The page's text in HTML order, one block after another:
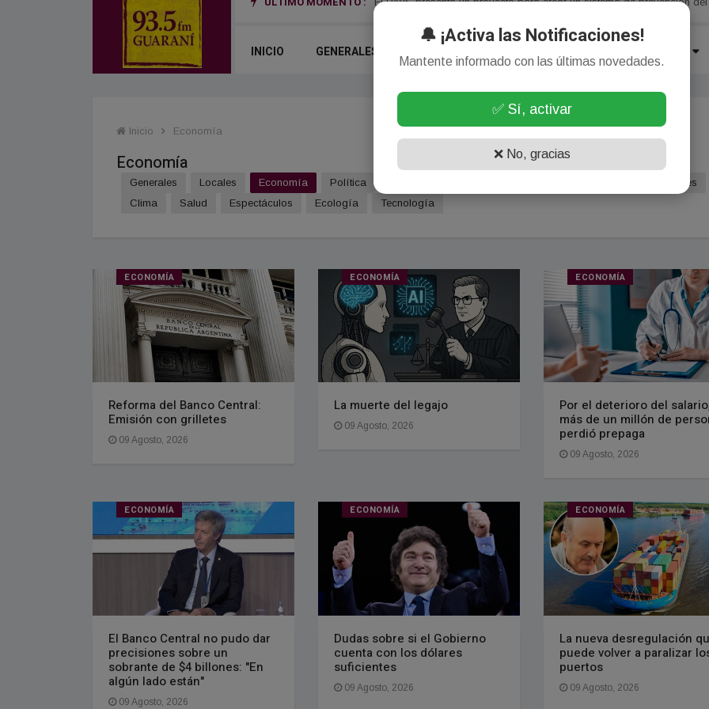
INICIO GENERALES
Inicio Economía
Economía
Generales Locales Economía Política
Internacionales
Clima
Salud Espectáculos Ecología Tecnología
ECONOMÍA
Reforma del Banco Central:
Emisión con grilletes
09 Agosto, 2026
ECONOMÍA
La muerte del legajo
09 Agosto, 2026
ECONOMÍA
Por el deterioro del
más de un millón de
perdió prepaga
09 Agosto, 2026
ECONOMÍA
El Banco Central no pudo dar
precisiones sobre un
sobrante de $4 billones: "En
algún lado están"
09 Agosto, 2026
ECONOMÍA
Dudas sobre si el Gobierno
cuenta con los dólares
suficientes
09 Agosto, 2026
ECONOMÍA
La nueva desregulación
puede volver a paralizar
puertos
09 Agosto, 2026
🔔 ¡Activa las Notificaciones!
Mantente informado con las últimas novedades.
✅ Sí, activar
❌ No, gracias